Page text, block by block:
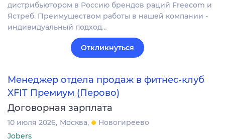
дистрибьютором в Россию брендов раций Freecom и
Ястреб. Преимуществом работы в нашей компании -
индивидуальный подход…
Откликнуться
Менеджер отдела продаж в фитнес-клуб
XFIT Премиум (Перово)
Договорная зарплата
10 июля 2026 Москва
Новогиреево
Jobers